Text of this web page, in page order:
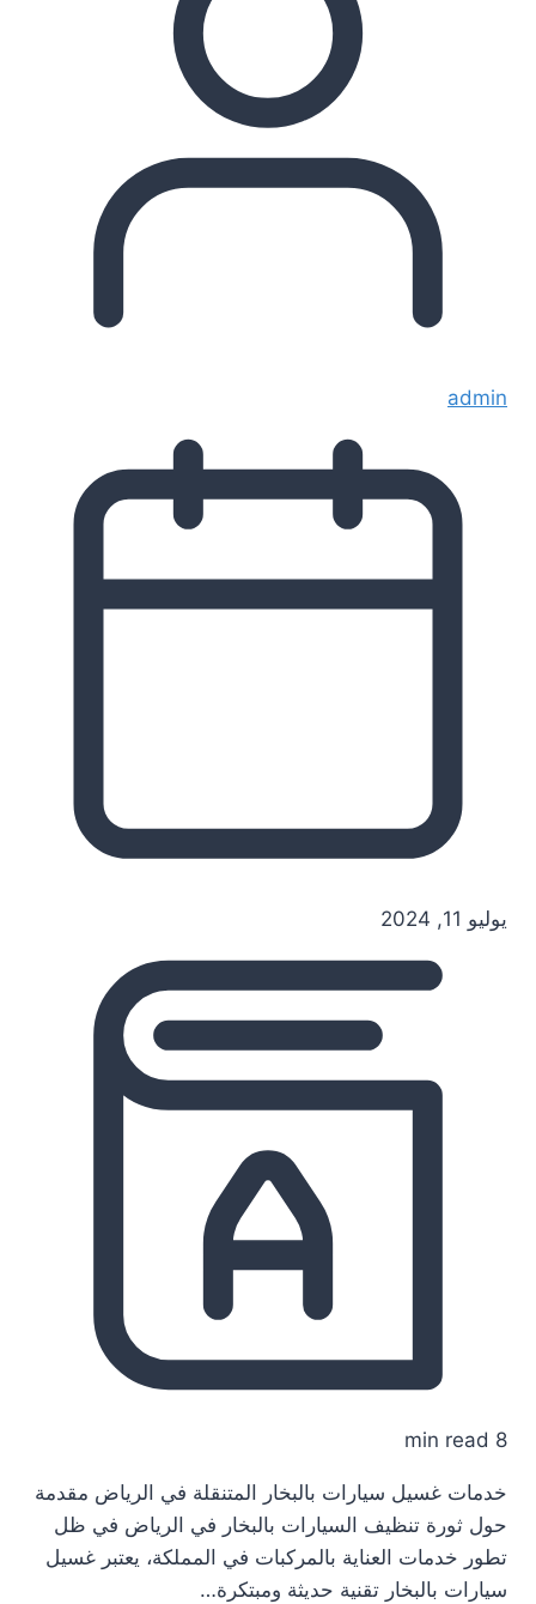
admin
يوليو 11, 2024
8 min read
خدمات غسيل سيارات بالبخار المتنقلة في الرياض مقدمة
حول ثورة تنظيف السيارات بالبخار في الرياض في ظل
تطور خدمات العناية بالمركبات في المملكة، يعتبر غسيل
سيارات بالبخار تقنية حديثة ومبتكرة…